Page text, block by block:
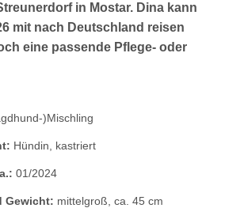
in Mostar. Dina kann
mit nach Deutschland reisen
eine passende Pflege- oder
)Mischling
Hündin, kastriert
01/2024
Gewicht: mittelgroß, ca. 45 cm